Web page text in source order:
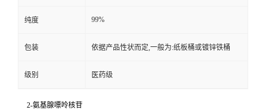
纯度 99%
包装 依据产品性状而定,一般为:纸板桶或镀锌铁桶
级别 医药级
2-氨基腺嘌呤核苷